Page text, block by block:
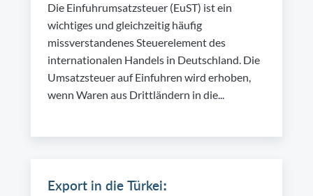
Die Einfuhrumsatzsteuer (EuST) ist ein
wichtiges und gleichzeitig häufig
missverstandenes Steuerelement des
internationalen Handels in Deutschland. Die
Umsatzsteuer auf Einfuhren wird erhoben,
wenn Waren aus Drittländern in die...
Export in die Türkei: